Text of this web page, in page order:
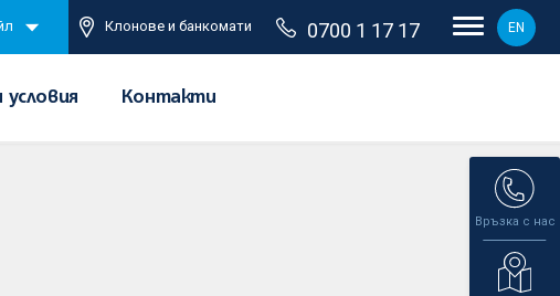
Клонове и банкомати 0700 1 17 17 EN
условия Контакти
Връзка с нас